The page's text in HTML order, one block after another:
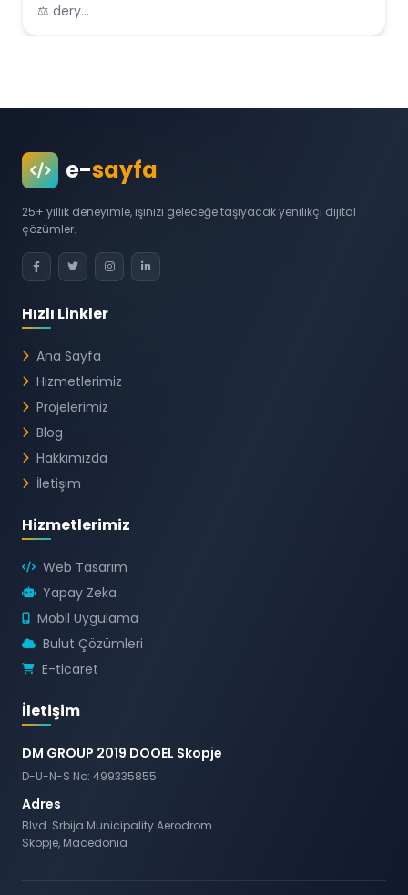
⚖️ dery...
e-sayfa
25+ yıllık deneyimle, işinizi geleceğe taşıyacak yenilikçi dijital
çözümler.
Hızlı Linkler
Ana Sayfa
Hizmetlerimiz
Projelerimiz
Blog
Hakkımızda
İletişim
Hizmetlerimiz
Web Tasarım
Yapay Zeka
Mobil Uygulama
Bulut Çözümleri
E-ticaret
İletişim
DM GROUP 2019 DOOEL Skopje
D-U-N-S No: 499335855
Adres
Blvd. Srbija Municipality Aerodrom
Skopje, Macedonia